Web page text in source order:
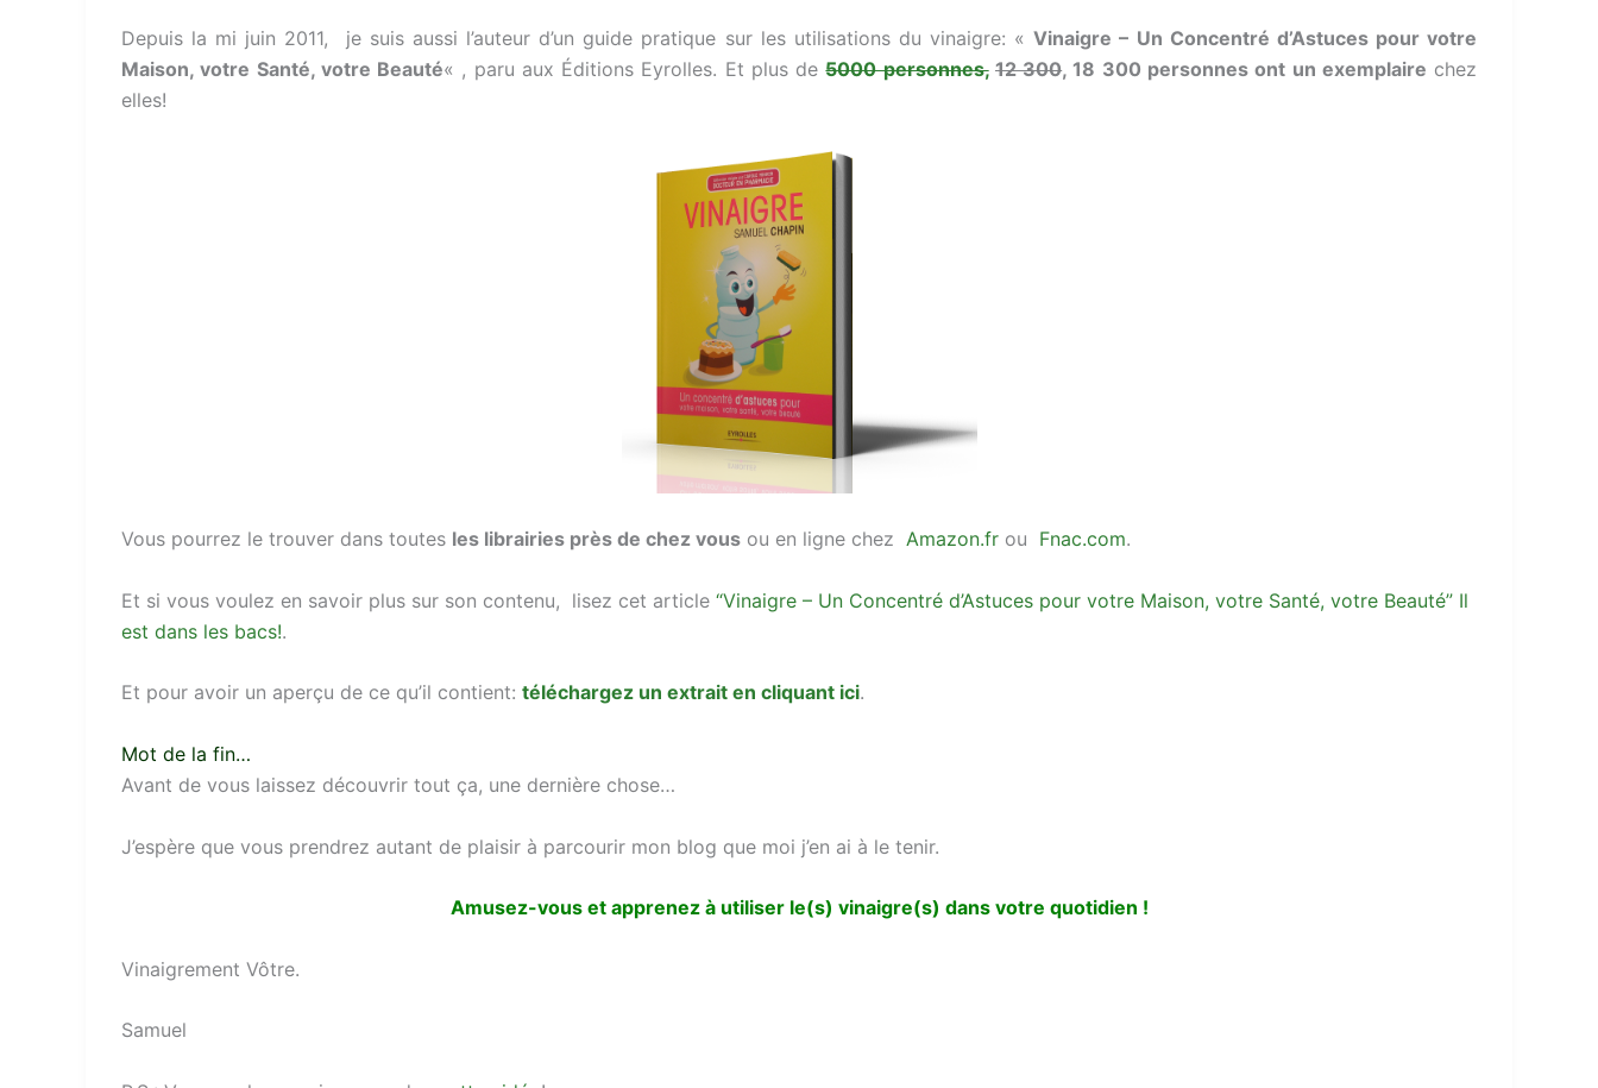
Depuis la mi juin 2011, je suis aussi l’auteur d’un guide pratique sur les utilisations du vinaigre: «Vinaigre – Un Concentré d’Astuces pour votre
Maison, votre Santé, votre Beauté« , paru aux Éditions Eyrolles. Et plus de5000 personnes, 12 300, 18 300 personnes ont un exemplaire chez
elles!
Vous pourrez le trouver dans toutes les librairies près de chez vous ou en ligne chez Amazon.fr ou Fnac.com.
Et si vous voulez en savoir plus sur son contenu, lisez cet article “Vinaigre – Un Concentré d’Astuces pour votre Maison, votre Santé, votre Beauté” Il
est dans les bacs!.
Et pour avoir un aperçu de ce qu’il contient: téléchargez un extrait en cliquant ici.
Mot de la fin…
Avant de vous laissez découvrir tout ça, une dernière chose…
J’espère que vous prendrez autant de plaisir à parcourir mon blog que moi j’en ai à le tenir.
Amusez-vous et apprenez à utiliser le(s) vinaigre(s) dans votre quotidien !
Vinaigrement Vôtre.
Samuel